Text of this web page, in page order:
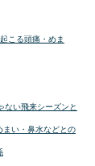
こる頭痛・めま
ない飛来シーズンと
まい・鼻水などとの